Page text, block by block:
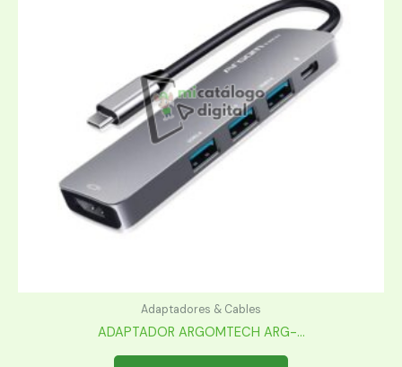
Adaptadores & Cables
ADAPTADOR ARGOMTECH ARG-...